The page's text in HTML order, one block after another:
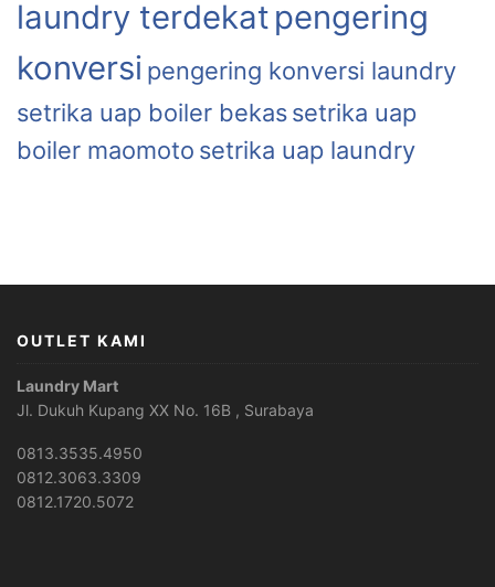
laundry terdekat pengering
konversi pengering konversi laundry
setrika uap boiler bekassetrika uap
boiler maomoto setrika uap laundry
OUTLET KAMI
Laundry Mart
Jl. Dukuh Kupang XX No. 16B , Surabaya
0813.3535.4950
0812.3063.3309
0812.1720.5072